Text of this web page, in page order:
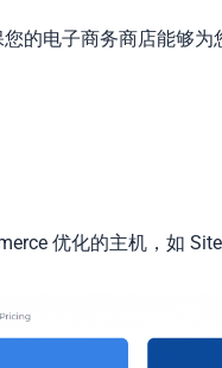
的电子商务商店能够
优化的主机，如